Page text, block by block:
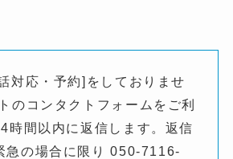
対応・予約]をしておりませ
のコンタクトフォームをご利
時間以内に返信します。返信
急の場合に限り 050-7116-